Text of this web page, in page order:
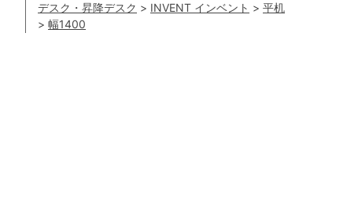
デスク・昇降デスク > INVENT インベント > 平机
> 幅1400